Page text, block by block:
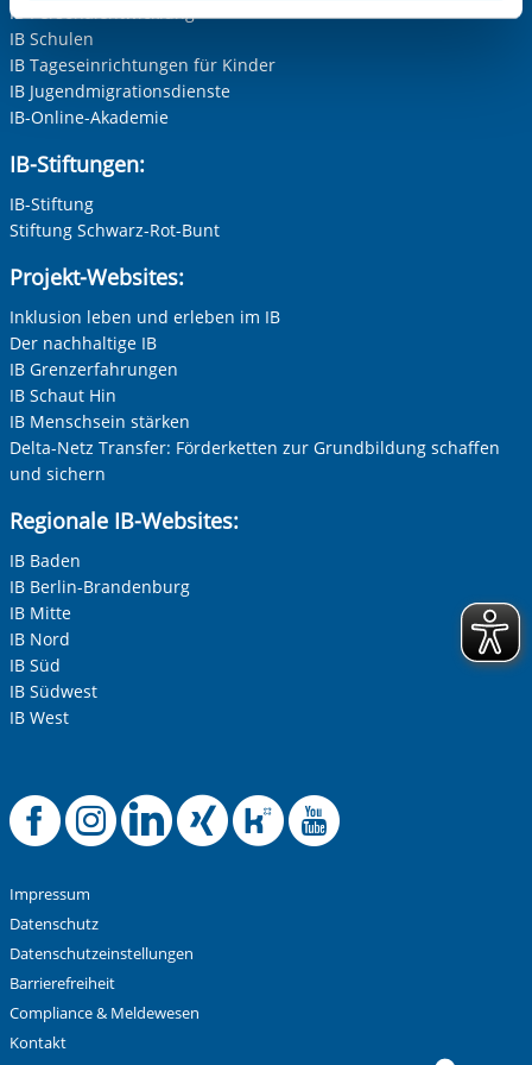
aufgerufenen und somit gewünschten Website-
Funktionen sind. Diese Cookies setzen wir aufgrund
berechtigter Interessen und daher unabhängig von einer
Einwilligung.
IB Personalentwicklung
IB Schulen
IB Tageseinrichtungen für Kinder
IB Jugendmigrationsdienste
IB-Online-Akademie
IB-Stiftungen:
IB-Stiftung
Stiftung Schwarz-Rot-Bunt
Projekt-Websites:
Inklusion leben und erleben im IB
Der nachhaltige IB
IB Grenzerfahrungen
IB Schaut Hin
IB Menschsein stärken
Delta-Netz Transfer: Förderketten zur Grundbildung schaffen
und sichern
Regionale IB-Websites:
IB Baden
IB Berlin-Brandenburg
IB Mitte
IB Nord
IB Süd
IB Südwest
IB West
Offizielle
Offizielle
Offizielle
Offizielle
Offizielle
Impressum
Datenschutz
Datenschutzeinstellungen
Barrierefreiheit
Compliance & Meldewesen
Kontakt